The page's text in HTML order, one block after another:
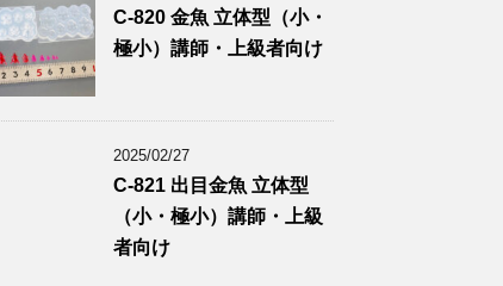
C-820 金魚 立体型（小・
極小）講師・上級者向け
2025/02/27
C-821 出目金魚 立体型
（小・極小）講師・上級
者向け